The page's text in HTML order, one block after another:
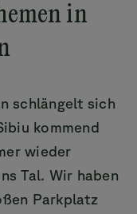
in
schlängelt sich
kommend
wieder
Tal. Wir haben
Parkplatz